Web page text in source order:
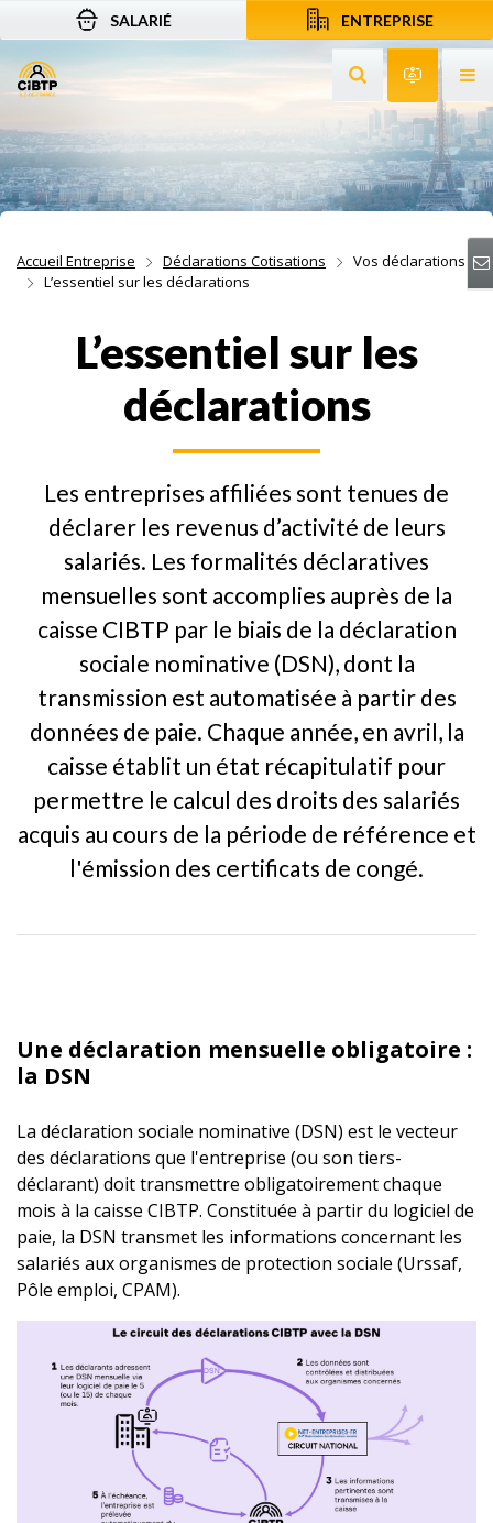
Aller au contenu
Aller à la recherche
Aller à la navigation
SALARIÉ ENTREPRISE
Rechercher sur
Accueil Entreprise Déclarations Cotisations
Vos déclarations
L’essentiel sur les déclarations
L’essentiel sur les
déclarations
Les entreprises affiliées sont tenues de
déclarer les revenus d’activité de leurs
salariés. Les formalités déclaratives
mensuelles sont accomplies auprès de la
caisse CIBTP par le biais de la déclaration
sociale nominative (DSN), dont la
transmission est automatisée à partir des
données de paie. Chaque année, en avril, la
caisse établit un état récapitulatif pour
permettre le calcul des droits des salariés
acquis au cours de la période de référence et
l'émission des certificats de congé.
Une déclaration mensuelle obligatoire :
la DSN
La déclaration sociale nominative (DSN) est le vecteur
des déclarations que l'entreprise (ou son tiers-
déclarant) doit transmettre obligatoirement chaque
mois à la caisse CIBTP. Constituée à partir du logiciel de
paie, la DSN transmet les informations concernant les
salariés aux organismes de protection sociale (Urssaf,
Pôle emploi, CPAM).